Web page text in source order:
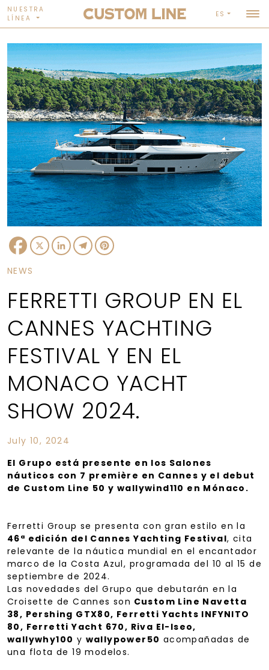
NUESTRA
LÍNEA
ES
Facebook
X LinkedInTelegram
NEWS
FERRETTI GROUP EN EL
CANNES YACHTING
FESTIVAL Y EN EL
MONACO YACHT
SHOW 2024.
July 10, 2024
El Grupo está presente en los Salones
náuticos con 7 première en Cannes y el debut
de Custom Line 50 y wallywind110 en Mónaco.
Ferretti Group se presenta con gran estilo en la
46ª edición del Cannes Yachting Festival, cita
relevante de la náutica mundial en el encantador
marco de la Costa Azul, programada del 10 al 15 de
septiembre de 2024.
Las novedades del Grupo que debutarán en la
Croisette de Cannes son Custom Line Navetta
38, Pershing GTX80, Ferretti Yachts INFYNITO
80, Ferretti Yacht 670, Riva El-Iseo,
wallywhy100 y wallypower50 acompañadas de
una flota de 19 modelos.